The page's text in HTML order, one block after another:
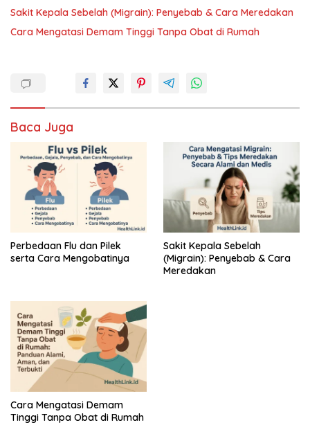
Sakit Kepala Sebelah (Migrain): Penyebab & Cara Meredakan
Cara Mengatasi Demam Tinggi Tanpa Obat di Rumah
Baca Juga
Perbedaan Flu dan Pilek
serta Cara Mengobatinya
Sakit Kepala Sebelah
(Migrain): Penyebab & Cara
Meredakan
Cara Mengatasi Demam
Tinggi Tanpa Obat di Rumah